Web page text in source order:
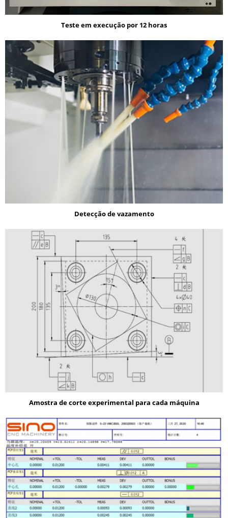
Teste em execução por 12 horas
Detecção de vazamento
Amostra de corte experimental para cada máquina